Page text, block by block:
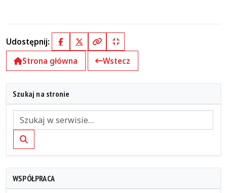
Udostępnij: FacebookX (Twitter)
Kopiuj pełny link
Kopiuj krótki link
Strona główna
Wstecz
Szukaj na stronie
Szukaj
WSPÓŁPRACA